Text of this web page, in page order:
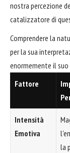
nostra percezione
catalizzatore di
Comprendere la
per la sua
enormemente il
Fattore
Intensità
Emotiva
la